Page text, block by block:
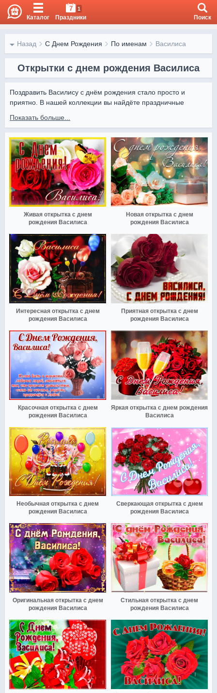
Каталог
7 1
Праздники Поиск
Назад С Днем Рождения По именам Василиса
Открытки с днем рождения Василиса
Поздравить Василису с днём рождения стало просто и
приятно. В нашей коллекции вы найдёте праздничные
которые подарят радость имениннице.
Открытки можно скачать бесплатно или отправить онлайн в
мессенджерах и соцсетях. Сделайте поздравление
Василисы ярким и запоминающимся.
Показать больше...
Живая открытка с днем
рождения Василиса
Новая открытка с днем
рождения Василиса
Интересная открытка с днем
рождения Василиса
Приятная открытка с днем
рождения Василиса
Красочная открытка с днем
рождения Василиса
Яркая открытка с днем рождения
Василиса
Необычная открытка с днем
рождения Василиса
Сверкающая открытка с днем
рождения Василиса
Оригинальная открытка с днем
рождения Василиса
Стильная открытка с днем
рождения Василиса